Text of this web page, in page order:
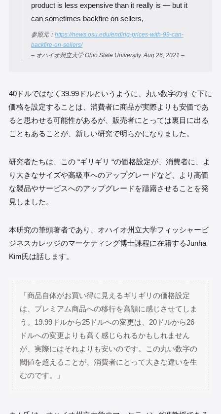
product is less expensive than it really is — but it
can sometimes backfire on sellers,
参照元： https://news.osu.edu/ending-prices-with-99-can-
backfire-on-sellers/
– オハイオ州立大学 Ohio State University. Aug 26, 2021 –
40ドルではなく39.99ドルというように、丸い数字のすぐ下に
価格を設定することは、消費者に商品が実際よりも安価であ
ると思わせる可能性があるが、販売者にとっては裏目に出る
こともあることが、新しい研究で明らかになりました。
研究者たちは、この “ギリギリ “の価格設定が、消費者に、よ
り大きなサイズや高級車へのアップグレードなど、より高価
な製品やサービスへのアップグレードを躊躇させることを発
見しました。
本研究の筆頭著者であり、オハイオ州立大学フィッシャービ
ジネスカレッジのマーケティング博士課程に在籍するJunha
Kim氏は話します。
「商品自体がお買い得に見えるギリギリの価格設定
は、プレミアム商品への移行を高額に感じさせてしま
う。19.99ドルから25ドルへの変更は、20ドルから26
ドルへの変更よりも高く感じられるかもしれません
が、実際にはそれよりも安いのです。この丸い数字の
閾値を超えることが、消費者にとって大きな違いを生
むのです。」